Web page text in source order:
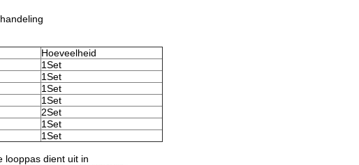
Hoeveelheid
1Set
1Set
1Set
1Set
2Set
1Set
1Set
looppas dient uit in